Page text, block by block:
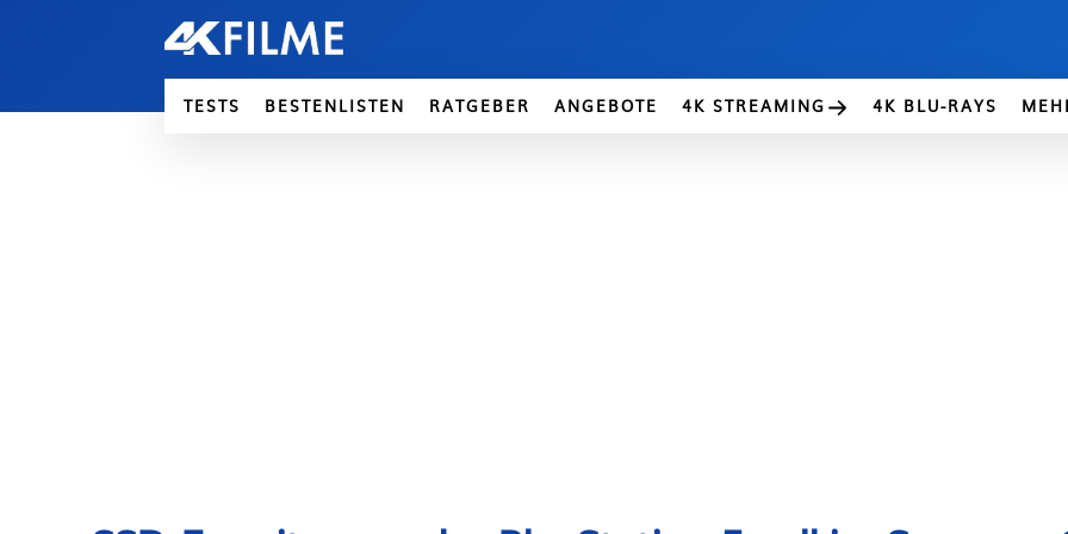
TESTS BESTENLISTEN RATGEBER ANGEBOTE 4K STREAMING 4K BLU-RAYS